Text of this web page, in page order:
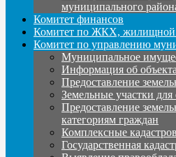
муниципального
Комитет финансов
Комитет по ЖКХ, жилищной
Комитет по управлению
Муниципальное
Информация об
Предоставление
Земельные участки для
Предоставление
категориям граждан
Комплексные
Государственная